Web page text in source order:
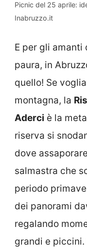
Picnic del 25 aprile:
Inabruzzo.it
E per gli amanti
paura, in
quello! Se
montagna, la
Aderci è la
riserva si
dove
salmastra che
periodo
dei panorami
regalando
grandi e